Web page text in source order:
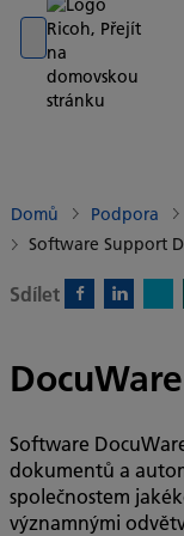
Go to banner
Go to content
Go to footer
Domů Podpora
Software Support
Sdílet
DocuWare
Software
dokumentů a
společnostem
významnými